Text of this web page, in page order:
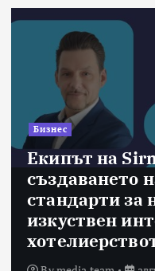
Бизнес
Екипът на
създаването
стандарти за
изкуствен